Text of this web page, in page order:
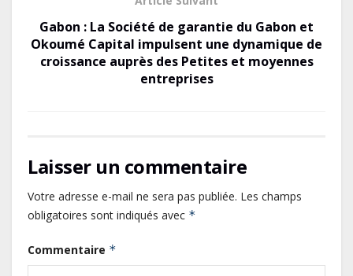
Gabon : La Société de garantie du Gabon et
Okoumé Capital impulsent une dynamique de
croissance auprès des Petites et moyennes
entreprises
Laisser un commentaire
Votre adresse e-mail ne sera pas publiée. Les champs
obligatoires sont indiqués avec *
Commentaire *